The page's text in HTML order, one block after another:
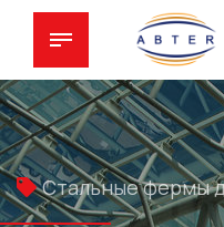
Стальные фермы